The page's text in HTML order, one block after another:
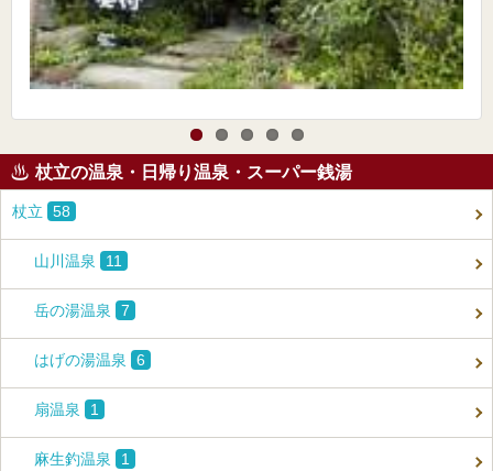
杖立の温泉・日帰り温泉・スーパー銭湯
杖立 58
山川温泉 11
岳の湯温泉 7
はげの湯温泉 6
扇温泉 1
麻生釣温泉 1